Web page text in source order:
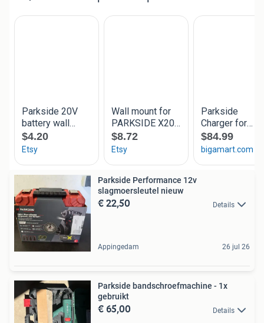
Parkside Performance 12v
slagmoersleutel nieuw
€ 22,50 Details
Appingedam 26 jul 26
Parkside bandschroefmachine - 1x
gebruikt
€ 65,00 Details